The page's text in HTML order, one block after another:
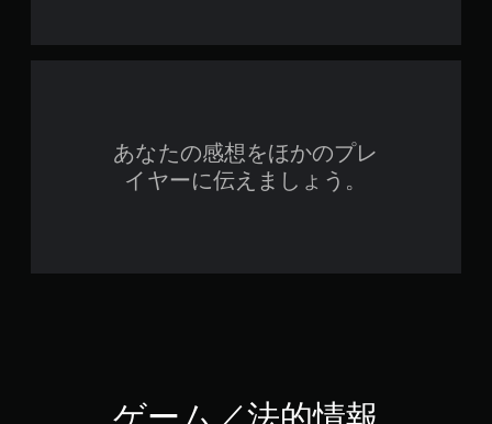
あなたの感想をほかのプレ
イヤーに伝えましょう。